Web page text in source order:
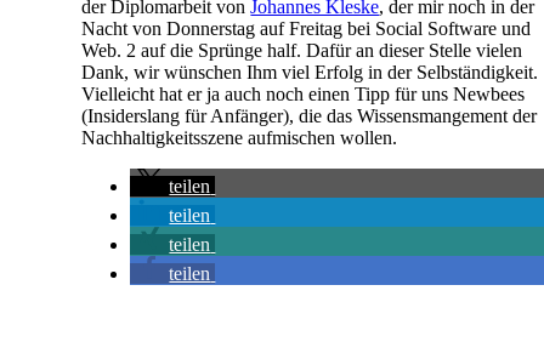
der Diplomarbeit vonJohannes Kleske, der mir noch in der
Nacht von Donnerstag auf Freitag bei Social Software und
Web. 2 auf die Sprünge half. Dafür an dieser Stelle vielen
Dank, wir wünschen Ihm viel Erfolg in der Selbständigkeit.
Vielleicht hat er ja auch noch einen Tipp für uns Newbees
(Insiderslang für Anfänger), die das Wissensmangement der
Nachhaltigkeitsszene aufmischen wollen.
teilen
teilen
teilen
teilen